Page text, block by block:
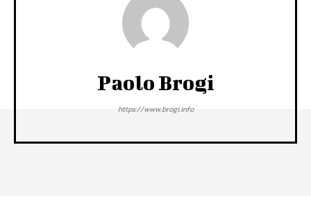
Paolo Brogi
https://www.brogi.info